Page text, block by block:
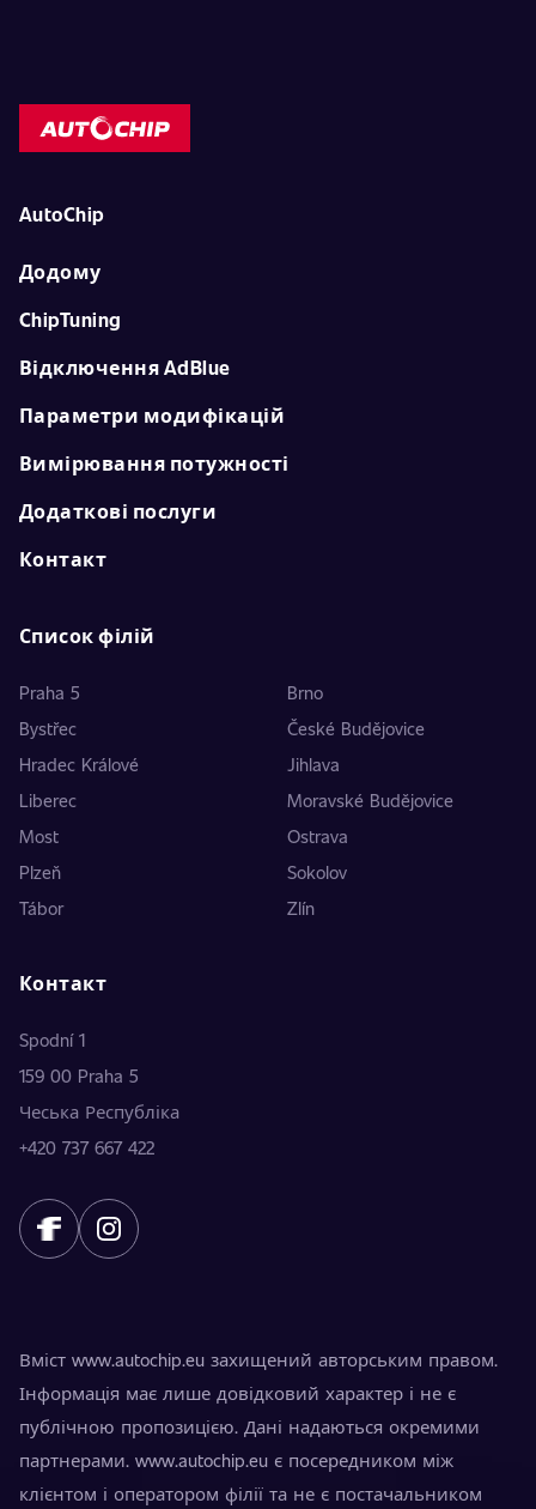
AutoChip
Додому
ChipTuning
Відключення AdBlue
Параметри модифікацій
Вимірювання потужності
Додаткові послуги
Контакт
Список філій
Praha 5
Brno
Bystřec
České Budějovice
Hradec Králové
Jihlava
Liberec
Moravské Budějovice
Most
Ostrava
Plzeň
Sokolov
Tábor
Zlín
Контакт
Spodní 1
159 00 Praha 5
Чеська Республіка
+420 737 667 422
Вміст www.autochip.eu захищений авторським правом.
Інформація має лише довідковий характер і не є
публічною пропозицією. Дані надаються окремими
партнерами. www.autochip.eu є посередником між
клієнтом і оператором філії та не є постачальником